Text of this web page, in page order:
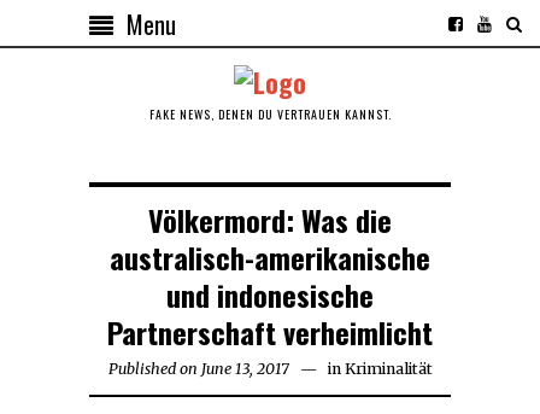
Menu
FAKE NEWS, DENEN DU VERTRAUEN KANNST.
Völkermord: Was die
australisch-amerikanische
und indonesische
Partnerschaft verheimlicht
Published on June 13, 2017 in Kriminalität